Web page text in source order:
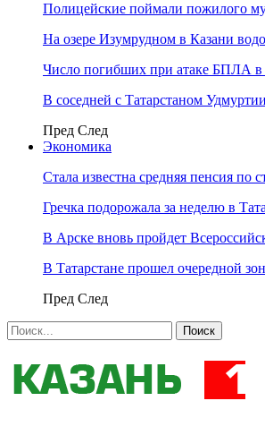
Полицейские поймали пожилого
На озере Изумрудном в Казани
Число погибших при атаке БПЛА
В соседней с Татарстаном
Пред След
Экономика
Стала известна средняя пенсия по
Гречка подорожала за неделю в
В Арске вновь пройдет
В Татарстане прошел очередной
Пред След